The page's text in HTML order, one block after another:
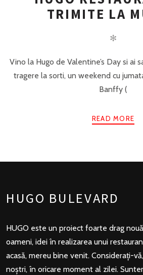
TRIMITE LA
✻
Vino la Hugo de Valentine’s Day si ai
tragere la sorti, un weekend cu
Banffy (
READ MORE
HUGO BULEVARD
HUGO este un proiect foarte drag
oameni, idei în realizarea unui
acasă, mereu bine venit. Considerați-
noștri, în oricare moment al zilei.